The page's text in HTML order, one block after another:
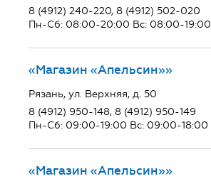
8 (4912) 240-220, 8 (4912) 502-020
Пн-Сб: 08:00-20:00 Вс: 08:00-19:00
«Магазин «Апельсин»»
Рязань, ул. Верхняя, д. 50
8 (4912) 950-148, 8 (4912) 950-149
Пн-Сб: 09:00-19:00 Вс: 09:00-18:00
«Магазин «Апельсин»»